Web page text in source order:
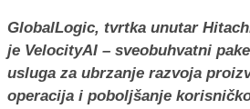
GlobalLogic, tvrtka unutar
je VelocityAI – sveobuhvatni
usluga za ubrzanje razvoja
operacija i poboljšanje